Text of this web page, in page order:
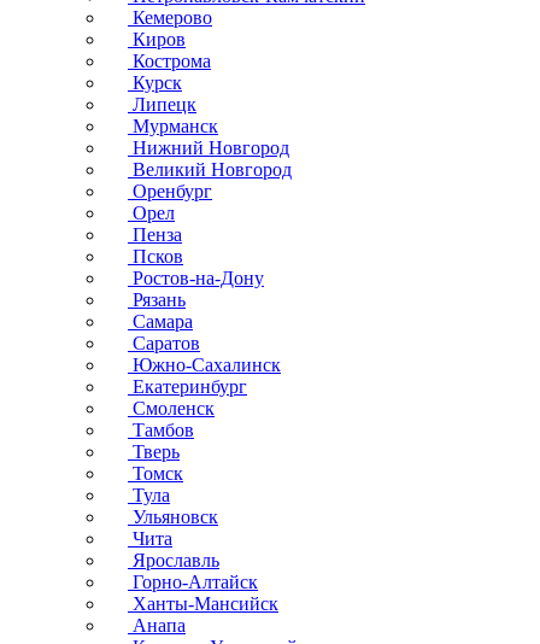
Кемерово
Киров
Кострома
Курск
Липецк
Мурманск
Нижний Новгород
Великий Новгород
Оренбург
Орел
Пенза
Псков
Ростов-на-Дону
Рязань
Самара
Саратов
Южно-Сахалинск
Екатеринбург
Смоленск
Тамбов
Тверь
Томск
Тула
Ульяновск
Чита
Ярославль
Горно-Алтайск
Ханты-Мансийск
Анапа